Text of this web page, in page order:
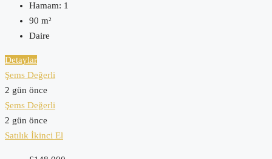
Hamam: 1
90 m²
Daire
Detaylar
Şems Değerli
2 gün önce
Şems Değerli
2 gün önce
Satılık İkinci El